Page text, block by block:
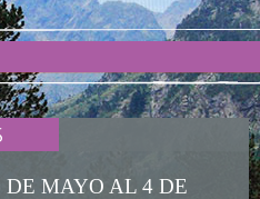
DE MAYO AL 4 DE